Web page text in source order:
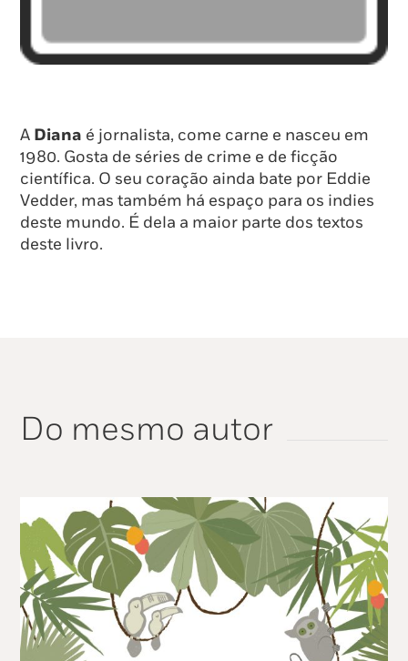
A Diana é jornalista, come carne e nasceu em
1980. Gosta de séries de crime e de ficção
científica. O seu coração ainda bate por Eddie
Vedder, mas também há espaço para os indies
deste mundo. É dela a maior parte dos textos
deste livro.
Do mesmo autor